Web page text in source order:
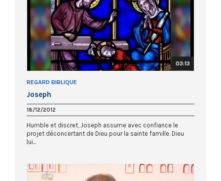
03:13
REGARD BIBLIQUE
Joseph
18/12/2012
Humble et discret, Joseph assume avec confiance le
projet déconcertant de Dieu pour la sainte famille. Dieu
lui...